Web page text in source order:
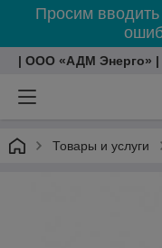
Просим
| ООО «АДМ Энерго» |
Товары и услуги